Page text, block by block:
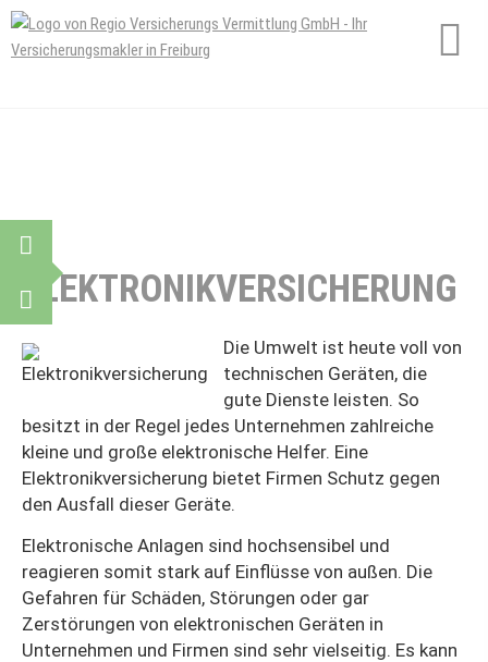
ELEKTRONIKVERSICHERUNG
Die Umwelt ist heute voll von
technischen Geräten, die
gute Dienste leisten. So
besitzt in der Regel jedes Unternehmen zahlreiche
kleine und große elektronische Helfer. Eine
Elektronikversicherung bietet Firmen Schutz gegen
den Ausfall dieser Geräte.
Elektronische Anlagen sind hochsensibel und
reagieren somit stark auf Einflüsse von außen. Die
Gefahren für Schäden, Störungen oder gar
Zerstörungen von elektronischen Geräten in
Unternehmen und Firmen sind sehr vielseitig. Es kann